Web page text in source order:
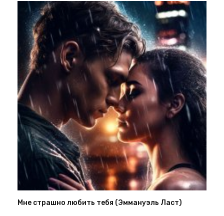
Мне страшно любить тебя (Эммануэль Ласт)